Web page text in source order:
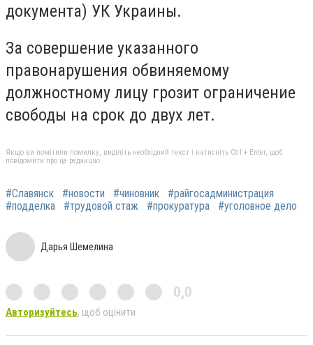
документа) УК Украины.
За совершение указанного
правонарушения обвиняемому
должностному лицу грозит ограничение
свободы на срок до двух лет.
Якщо ви помітили помилку, виділіть необхідний текст і натисніть Ctrl + Enter, щоб
повідомити про це редакцію
#Славянск #новости #чиновник
#райгосадминистрация
#подделка
#трудовой стаж #прокуратура #уголовное дело
Дарья Шемелина
0,0
Авторизуйтесь, щоб оцінити